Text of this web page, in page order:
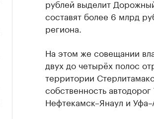
рублей выделит
составят более 6 млрд
региона.
На этом же совещании
двух до четырёх полос
территории
собственность
Нефтекамск–Янаул и